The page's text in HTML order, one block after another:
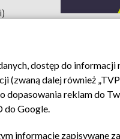
Kontakt
dostęp do informacji
(zwaną dalej również
dopasowania reklam do
do Google.
informacje zapisywane